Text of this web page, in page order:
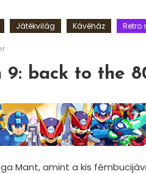
Játékvilág Kávéház Retro
back to the
Mant, amint a kis